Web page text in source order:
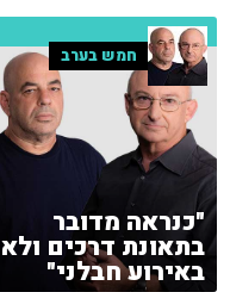
חמש בערב
"כנראה מדובר
בתאונת דרכים ולא
באירוע חבלני"